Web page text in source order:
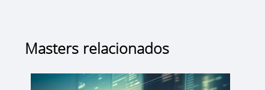
Masters relacionados